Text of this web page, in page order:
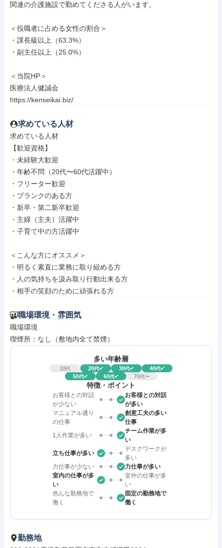
関連の介護施設で勤めてくださる人がいます。
＜役職者に占める女性の割合＞
・課長級以上（63.3%）
・副主任以上（25.0%）
＜当院HP＞
医療法人健誠会
https://kenseikai.biz/
求めている人材
求めている人材
【歓迎資格】
・未経験大歓迎
・年齢不問（20代〜60代活躍中）
・フリーター歓迎
・ブランクのある方
・新卒・第二新卒歓迎
・主婦（主夫）活躍中
・子育て中の方活躍中
＜こんな方にオススメ＞
・明るく素直に業務に取り組める方
・人の気持ちを汲み取り行動出来る方
・相手の笑顔のために頑張れる方
職場環境・雰囲気
職場環境
喫煙所：なし（敷地内全て禁煙）
多い年齢層
10代 20代 30代 40代
50代 60代 70代〜
特徴・ポイント
お客様との対話
が少ない
お客様との対話
が多い
マニュアル通り
の仕事
創意工夫の多い
仕事
1人作業が多い
チーム作業が多
い
立ち仕事が多い
デスクワークが
多い
力仕事が少ない
力仕事が多い
室内の仕事が多
い
室外の仕事が多
い
色んな勤務地で
働く
固定の勤務地で
働く
勤務地